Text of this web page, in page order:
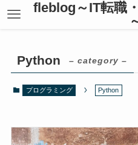
fleblog～IT転職
Python – category –
プログラミング Python